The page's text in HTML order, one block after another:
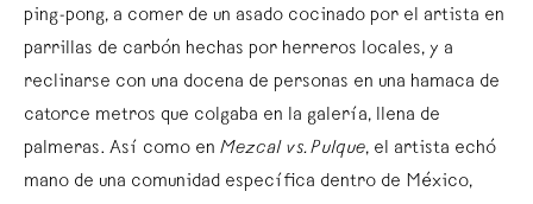
ping-pong, a comer de un asado cocinado por el artista en
parrillas de carbón hechas por herreros locales, y a
reclinarse con una docena de personas en una hamaca de
catorce metros que colgaba en la galería, llena de
palmeras. Así como en Mezcal vs. Pulque, el artista echó
mano de una comunidad específica dentro de México,